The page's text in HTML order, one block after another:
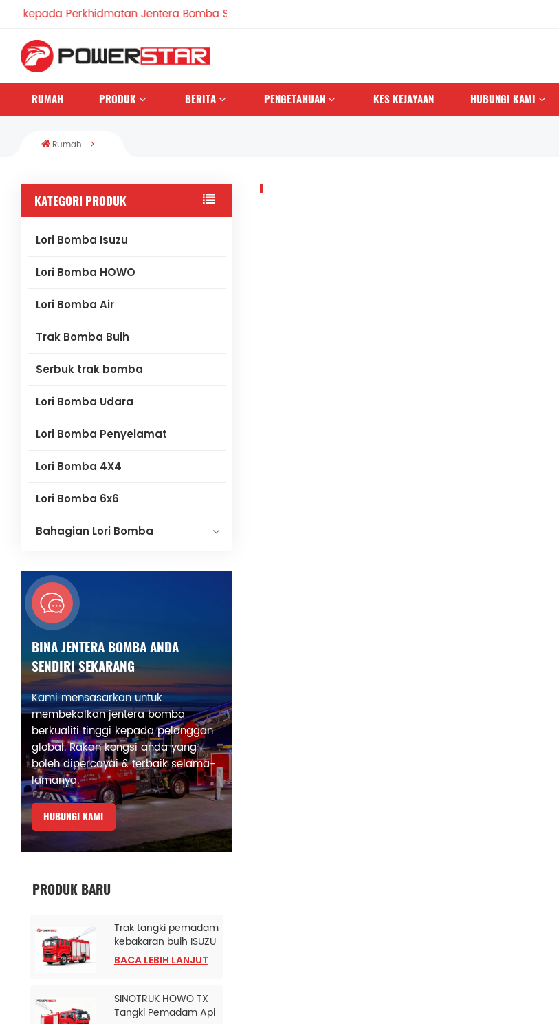
Perkhidmatan Jentera Bomba Sejak 1990
RUMAH PRODUK BERITA PENGETAHUAN KES KEJAYAAN HUBUNGI KAMI
Rumah
KATEGORI PRODUK
Lori Bomba Isuzu
Lori Bomba HOWO
Lori Bomba Air
Trak Bomba Buih
Serbuk trak bomba
Lori Bomba Udara
Lori Bomba Penyelamat
Lori Bomba 4X4
Lori Bomba 6x6
Bahagian Lori Bomba
BINA JENTERA BOMBA ANDA
SENDIRI SEKARANG
Kami mensasarkan untuk
membekalkan jentera bomba
berkualiti tinggi kepada pelanggan
global. Rakan kongsi anda yang
boleh dipercayai & terbaik selama-
lamanya.
HUBUNGI KAMI
PRODUK BARU
Trak tangki pemadam
kebakaran buih ISUZU
Albania
BACA LEBIH LANJUT
SINOTRUK HOWO TX
Tangki Pemadam Api